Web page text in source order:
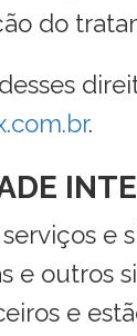
do
.
e
e outros
e